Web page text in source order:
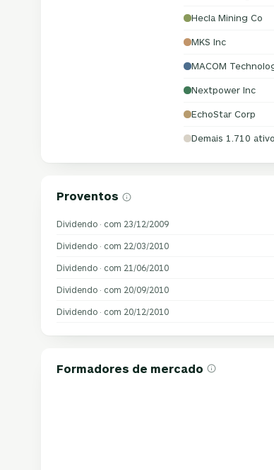
Hecla Mining Co
MKS Inc
MACOM
Nextpower Inc
EchoStar Corp
Demais 1.710
Proventos
Dividendo · com 23/12/2009
Dividendo · com 22/03/2010
Dividendo · com 21/06/2010
Dividendo · com 20/09/2010
Dividendo · com 20/12/2010
Formadores de mercado